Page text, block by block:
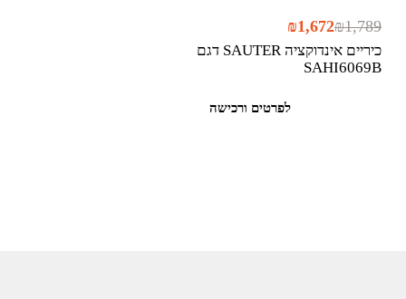
כיריים אינדוקציה SAUTER דגם
SAHI6069B
₪1,789
₪1,672
לפרטים ורכישה